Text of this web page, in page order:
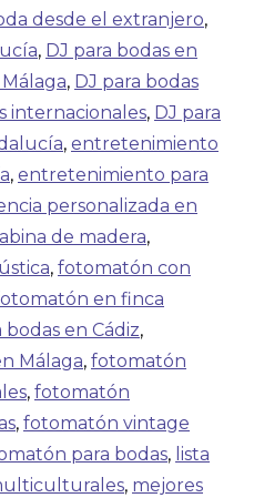
desde el extranjero,
, DJ para bodas en
, DJ para bodas
internacionales, DJ para
, entretenimiento
, entretenimiento para
personalizada en
de madera,
, fotomatón con
en finca
en Cádiz,
Málaga, fotomatón
, fotomatón
, fotomatón vintage
para bodas, lista
, mejores